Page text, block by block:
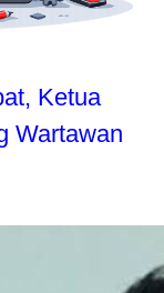
Ketua
Wartawan